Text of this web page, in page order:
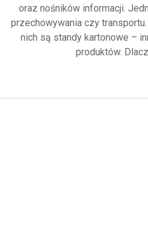
oraz nośników informacji.
przechowywania czy
nich są standy kartonowe –
produktów.